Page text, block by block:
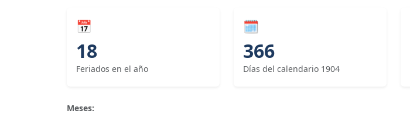
📅
18
Feriados en el año
🗓
366
Días del calendario 1904
Meses: